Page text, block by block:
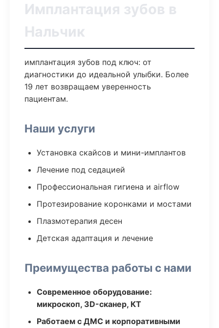
Имплантация зубов в
Нальчик
имплантация зубов под ключ: от
диагностики до идеальной улыбки. Более
19 лет возвращаем уверенность
пациентам.
Наши услуги
Установка скайсов и мини-имплантов
Лечение под седацией
Профессиональная гигиена и airflow
Протезирование коронками и мостами
Плазмотерапия десен
Детская адаптация и лечение
Преимущества работы с нами
Современное оборудование:
микроскоп, 3D-сканер, КТ
Работаем с ДМС и корпоративными